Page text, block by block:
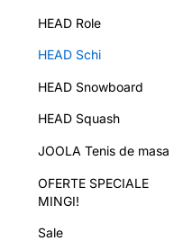
HEAD Role
HEAD Schi
HEAD Snowboard
HEAD Squash
JOOLA Tenis de masa
OFERTE SPECIALE
MINGI!
Sale